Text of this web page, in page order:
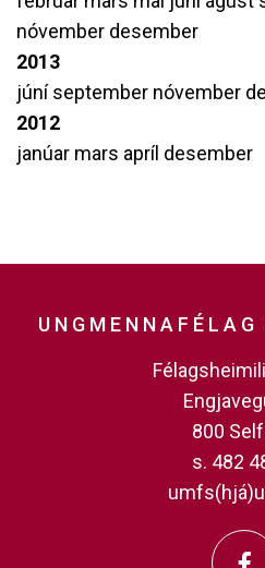
nóvember desember
2013
júníseptember nóvember
2012
janúar mars apríl desember
800
s. 482